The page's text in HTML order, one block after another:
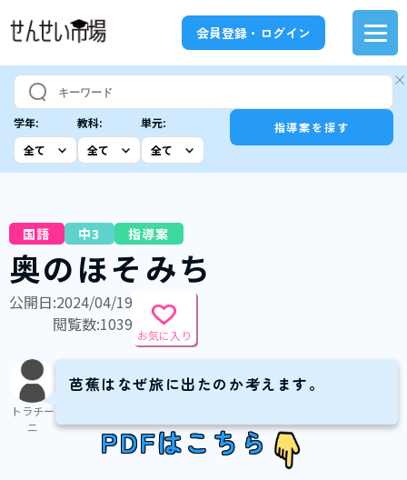
会員登録・ログイン
学年: 教科: 単元: 指導案を探す
国語 中3 指導案
奥のほそみち
公開日:2024/04/19
閲覧数:1039
お気に入り
トラチー
ニ
芭蕉はなぜ旅に出たのか考えます。
PDFはこちら